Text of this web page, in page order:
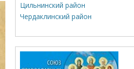
Цильнинский район
Чердаклинский район